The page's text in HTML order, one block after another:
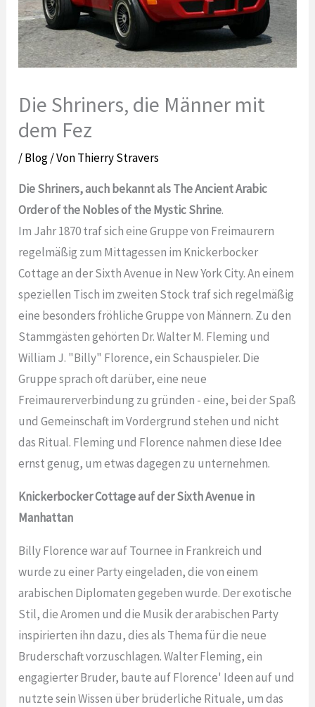
Die Shriners, die Männer mit
dem Fez
/Blog/ VonThierry Stravers
Die Shriners, auch bekannt als TheAncient Arabic
Order of the Nobles of the Mystic Shrine.
Im Jahr 1870 traf sich eine Gruppe von Freimaurern
regelmäßig zum Mittagessen im Knickerbocker
Cottage an der Sixth Avenue in New York City. An einem
speziellen Tisch im zweiten Stock traf sich regelmäßig
eine besonders fröhliche Gruppe von Männern. Zu den
Stammgästen gehörten Dr. Walter M. Fleming und
William J. "Billy" Florence, ein Schauspieler. Die
Gruppe sprach oft darüber, eine neue
Freimaurerverbindung zu gründen - eine, bei der Spaß
und Gemeinschaft im Vordergrund stehen und nicht
das Ritual. Fleming und Florence nahmen diese Idee
ernst genug, um etwas dagegen zu unternehmen.
Knickerbocker Cottage auf der Sixth Avenue in
Manhattan
Billy Florence war auf Tournee in Frankreich und
wurde zu einer Party eingeladen, die von einem
arabischen Diplomaten gegeben wurde. Der exotische
Stil, die Aromen und die Musik der arabischen Party
inspirierten ihn dazu, dies als Thema für die neue
Bruderschaft vorzuschlagen. Walter Fleming, ein
engagierter Bruder, baute auf Florence' Ideen auf und
nutzte sein Wissen über brüderliche Rituale, um das